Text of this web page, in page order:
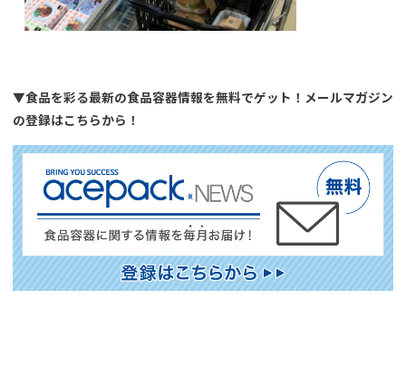
▼食品を彩る最新の食品容器情報を無料でゲット！メールマガジン
の登録はこちらから！